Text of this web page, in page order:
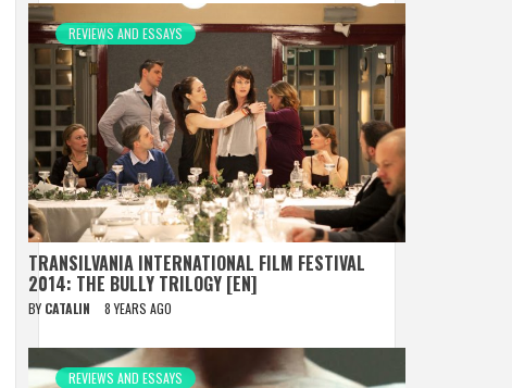
REVIEWS AND ESSAYS
TRANSILVANIA INTERNATIONAL FILM FESTIVAL
2014: THE BULLY TRILOGY [EN]
BY CATALIN 8 YEARS AGO
REVIEWS AND ESSAYS